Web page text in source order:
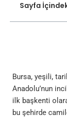
Sayfa
Bursa, yeşili,
Anadolu’nun
ilk başkenti
bu şehirde